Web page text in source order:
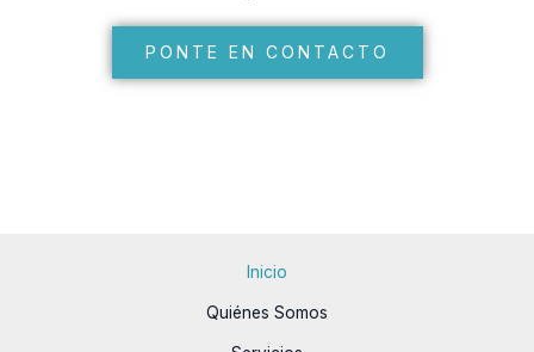
PONTE EN CONTACTO
Inicio
Quiénes Somos